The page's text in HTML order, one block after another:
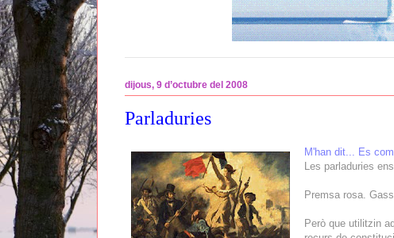
dijous, 9 d’octubre del 2008
Parladuries
M'han dit... Es
Les parladuries
Premsa rosa.
Però que utilitzin